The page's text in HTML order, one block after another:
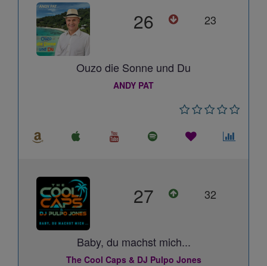
26 23
Ouzo die Sonne und Du
ANDY PAT
27 32
Baby, du machst mich...
The Cool Caps & DJ Pulpo Jones